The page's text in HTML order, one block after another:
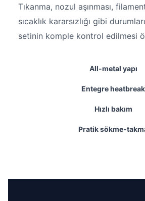
Tıkanma, nozul aşınması, filament
sıcaklık kararsızlığı gibi
setinin komple kontrol edilmesi
All-metal yapı
Entegre heatbreak
Hızlı bakım
Pratik sökme-